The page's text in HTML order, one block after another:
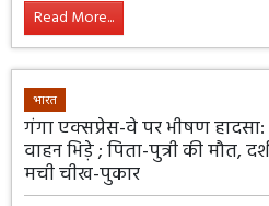
Read More...
भारत
गंगा एक्सप्रेस-वे पर भीषण
वाहन भिड़े ; पिता-पुत्री की मौत,
मची चीख-पुकार